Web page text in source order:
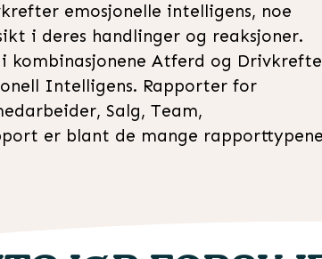
emosjonelle intelligens, noe
i deres handlinger og reaksjoner.
i kombinasjonene Atferd og
Intelligens. Rapporter for
Salg, Team,
er blant de mange rapporttypene